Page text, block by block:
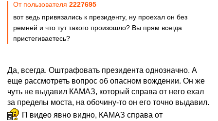
От пользователя 2227695
вот ведь привязались к президенту, ну проехал он без
ремней и что тут такого произошло? Вы прям всегда
пристегиваетесь?
Да, всегда. Оштрафовать президента однозначно. А
еще рассмотреть вопрос об опасном вождении. Он же
чуть не выдавил КАМАЗ, который справа от него ехал
за пределы моста, на обочину-то он его точно выдавил.
П видео явно видно, КАМАЗ справа от